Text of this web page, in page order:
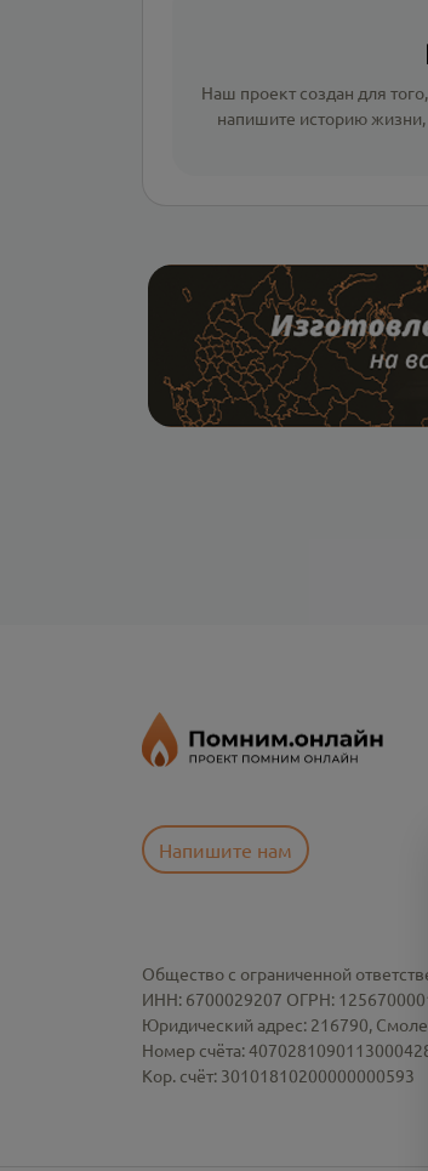
Наш проект создан для
напишите историю жизни,
Напишите нам
Общество с ограниченной
ИНН: 6700029207 ОГРН:
Юридический адрес: 216790,
Номер счёта:
Кор. счёт: 30101810200000000593